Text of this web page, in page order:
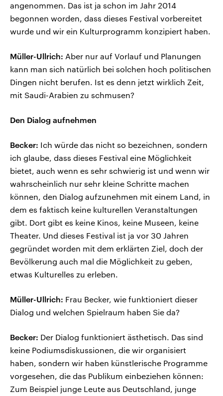
angenommen. Das ist ja schon im Jahr 2014
begonnen worden, dass dieses Festival vorbereitet
wurde und wir ein Kulturprogramm konzipiert haben.
Müller-Ullrich: Aber nur auf Vorlauf und Planungen
kann man sich natürlich bei solchen hoch politischen
Dingen nicht berufen. Ist es denn jetzt wirklich Zeit,
mit Saudi-Arabien zu schmusen?
Den Dialog aufnehmen
Becker: Ich würde das nicht so bezeichnen, sondern
ich glaube, dass dieses Festival eine Möglichkeit
bietet, auch wenn es sehr schwierig ist und wenn wir
wahrscheinlich nur sehr kleine Schritte machen
können, den Dialog aufzunehmen mit einem Land, in
dem es faktisch keine kulturellen Veranstaltungen
gibt. Dort gibt es keine Kinos, keine Museen, keine
Theater. Und dieses Festival ist ja vor 30 Jahren
gegründet worden mit dem erklärten Ziel, doch der
Bevölkerung auch mal die Möglichkeit zu geben,
etwas Kulturelles zu erleben.
Müller-Ullrich: Frau Becker, wie funktioniert dieser
Dialog und welchen Spielraum haben Sie da?
Becker: Der Dialog funktioniert ästhetisch. Das sind
keine Podiumsdiskussionen, die wir organisiert
haben, sondern wir haben künstlerische Programme
vorgesehen, die das Publikum einbeziehen können:
Zum Beispiel junge Leute aus Deutschland, junge